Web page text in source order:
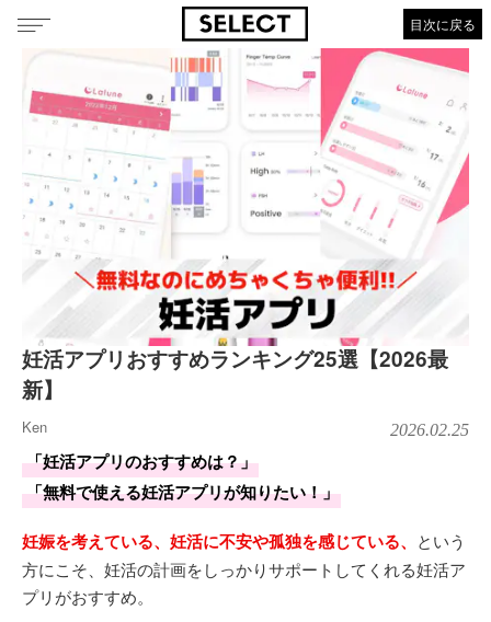
目次に戻る
妊活アプリおすすめランキング25選【2026最
新】
Ken 2026.02.25
「妊活アプリのおすすめは？」
「無料で使える妊活アプリが知りたい！」
妊娠を考えている、妊活に不安や孤独を感じている、 という
方にこそ、妊活の計画をしっかりサポートしてくれる妊活ア
プリがおすすめ。